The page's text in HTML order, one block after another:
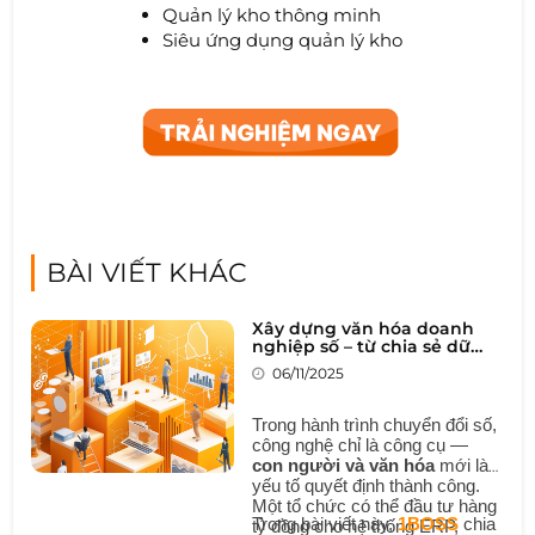
Quản lý kho thông minh
Siêu ứng dụng quản lý kho
BÀI VIẾT KHÁC
Xây dựng văn hóa doanh
nghiệp số – từ chia sẻ dữ
liệu đến cộng tác thông
minh
06/11/2025
Trong hành trình chuyển đổi số,
công nghệ chỉ là công cụ —
con người và văn hóamới là
yếu tố quyết định thành công.
Một tổ chức có thể đầu tư hàng
tỷ đồng cho hệ thống ERP,
Trong bài viết này,1BOSS chia